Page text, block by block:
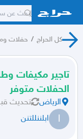
كل الحراج / حفلات
تاجير مكيفات
الحفلات متوفر
الرياض تحديث قبل ٦
ا ابلننللتنن